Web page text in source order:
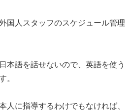
国人スタッフのスケジュール管理
本語を話せないので、英語を使う
。
人に指導するわけでもなければ、